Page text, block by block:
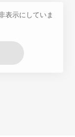
表示にしていま